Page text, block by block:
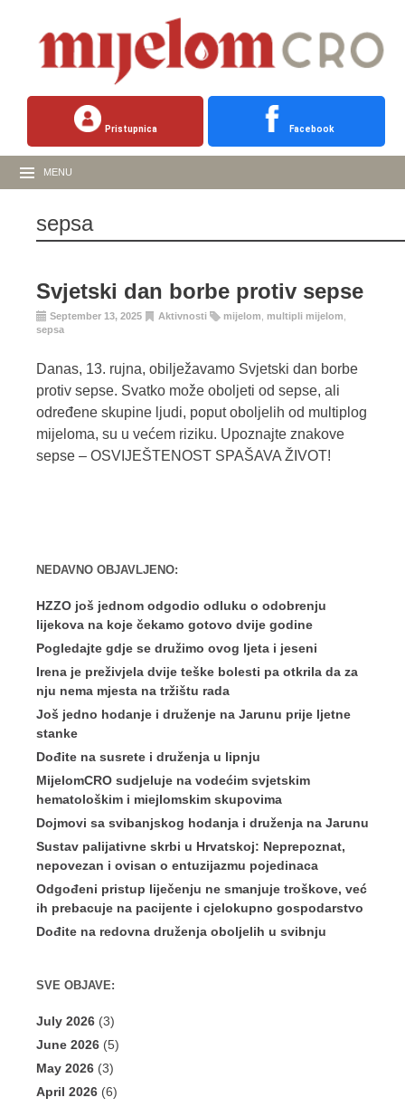
Pristupnica Facebook
MENU
sepsa
Svjetski dan borbe protiv sepse
September 13, 2025 Aktivnosti mijelom multipli mijelom
sepsa
Danas, 13. rujna, obilježavamo Svjetski dan borbe
protiv sepse. Svatko može oboljeti od sepse, ali
određene skupine ljudi, poput oboljelih od multiplog
mijeloma, su u većem riziku. Upoznajte znakove
sepse – OSVIJEŠTENOST SPAŠAVA ŽIVOT!
NEDAVNO OBJAVLJENO:
HZZO još jednom odgodio odluku o odobrenju
lijekova na koje čekamo gotovo dvije godine
Pogledajte gdje se družimo ovog ljeta i jeseni
Irena je preživjela dvije teške bolesti pa otkrila da za
nju nema mjesta na tržištu rada
Još jedno hodanje i druženje na Jarunu prije ljetne
stanke
Dođite na susrete i druženja u lipnju
MijelomCRO sudjeluje na vodećim svjetskim
hematološkim i miejlomskim skupovima
Dojmovi sa svibanjskog hodanja i druženja na Jarunu
Sustav palijativne skrbi u Hrvatskoj: Neprepoznat,
nepovezan i ovisan o entuzijazmu pojedinaca
Odgođeni pristup liječenju ne smanjuje troškove, već
ih prebacuje na pacijente i cjelokupno gospodarstvo
Dođite na redovna druženja oboljelih u svibnju
SVE OBJAVE:
July 2026 (3)
June 2026 (5)
May 2026 (3)
April 2026 (6)